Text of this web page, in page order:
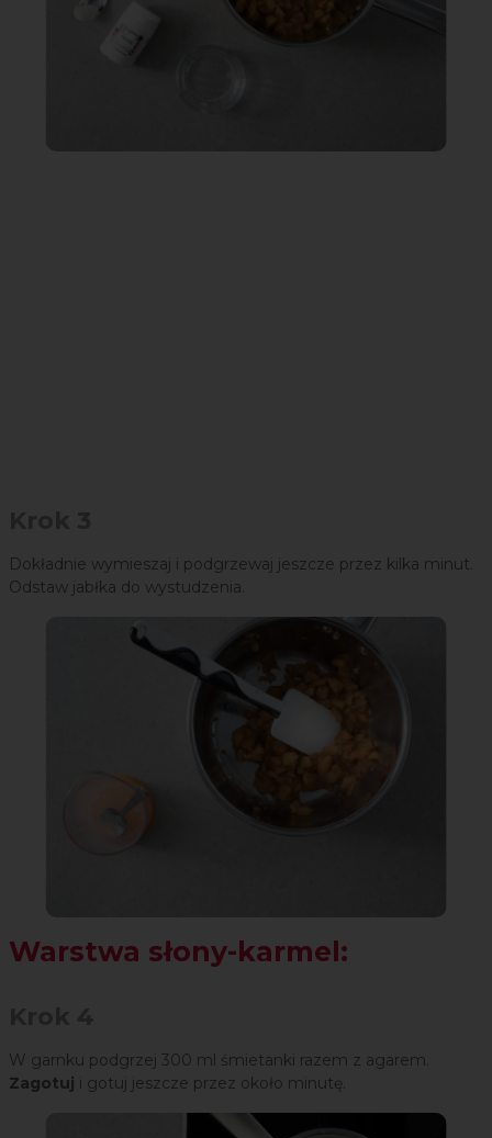
Dokładnie wymieszaj i podgrzewaj jeszcze przez kilka minut.
Odstaw jabłka do wystudzenia.
Warstwa słony-karmel:
W garnku podgrzej 300 ml śmietanki razem z agarem.
Zagotuj i gotuj jeszcze przez około minutę.